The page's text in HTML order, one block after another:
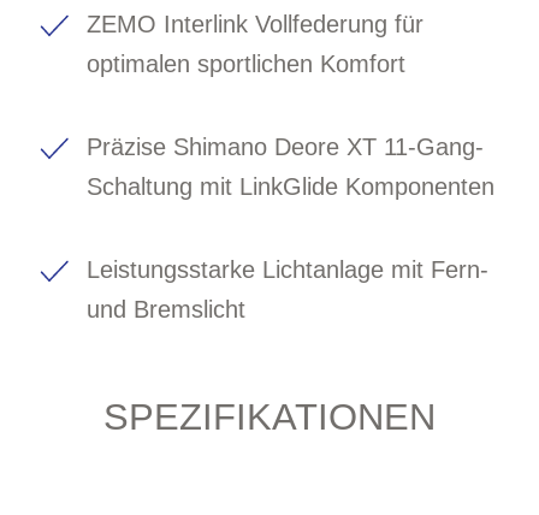
ZEMO Interlink Vollfederung für
optimalen sportlichen Komfort
Präzise Shimano Deore XT 11-Gang-
Schaltung mit LinkGlide Komponenten
Leistungsstarke Lichtanlage mit Fern-
und Bremslicht
SPEZIFIKATIONEN